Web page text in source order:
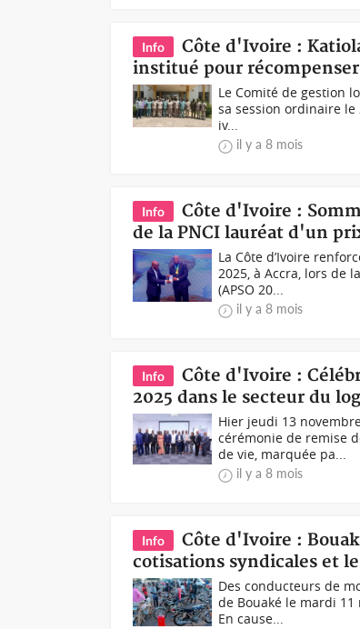
Info
Côte d'Ivoire :
institué pour
Le Comité de gestion
sa session ordinaire le
iv...
il y a 8 mois
Info
Côte d'Ivoire :
de la PNCI lauréat d'un
La Côte d’Ivoire
2025, à Accra, lors de
(APSO 20...
il y a 8 mois
Info
Côte d'Ivoire :
2025 dans le secteur du
Hier jeudi 13
cérémonie de remise
de vie, marquée pa...
il y a 8 mois
Info
Côte d'Ivoire :
cotisations syndicales et
Des conducteurs de
de Bouaké le mardi
En cause...